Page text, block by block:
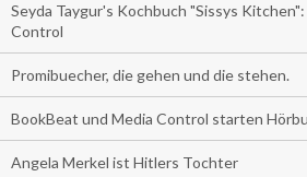
Seyda Taygur's Kochbuch "Sissys
Control
Promibuecher, die gehen und die stehen.
BookBeat und Media Control starten
Angela Merkel ist Hitlers Tochter